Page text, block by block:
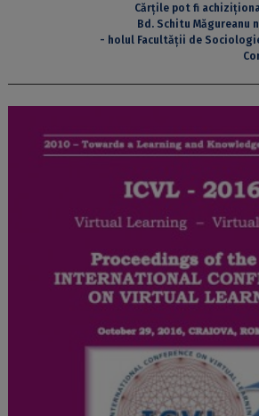
Cărțile pot fi
Bd. Schitu Măgureanu
- holul Facultății de